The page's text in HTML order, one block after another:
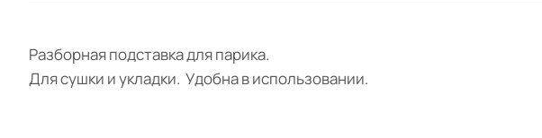
Разборная подставка для парика.
Для сушки и укладки. Удобна в использовании.